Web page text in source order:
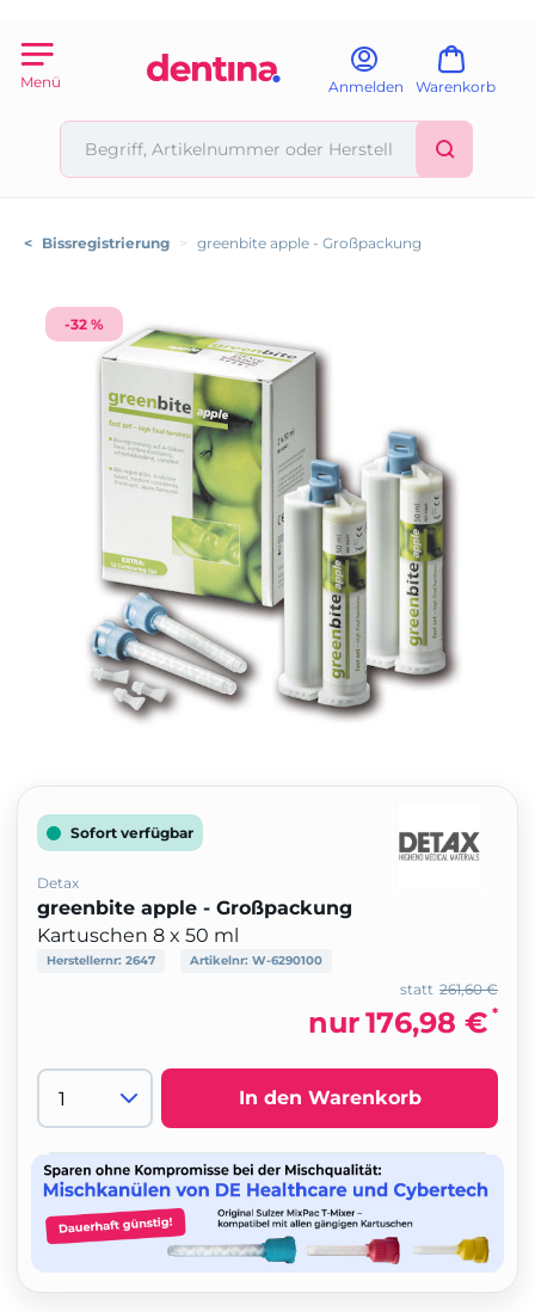
Menü Anmelden Warenkorb
< Bissregistrierung > greenbite apple - Großpackung
-32 %
Sofort verfügbar
Detax
greenbite apple - Großpackung
Kartuschen 8 x 50 ml
Herstellernr: 2647 Artikelnr: W-6290100
261,60 €
statt
nur176,98 € *
In den Warenkorb